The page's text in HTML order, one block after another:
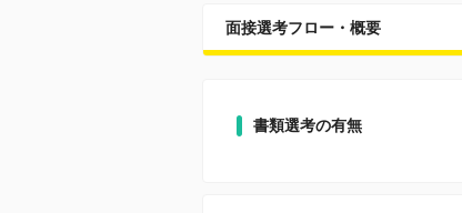
面接選考フロー・概要
書類選考の有無